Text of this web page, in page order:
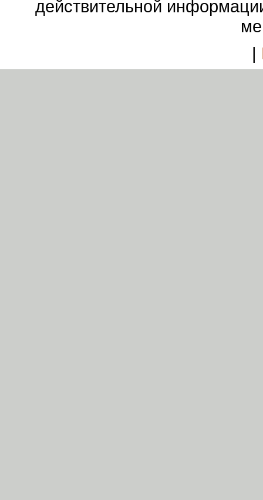
действительной
|